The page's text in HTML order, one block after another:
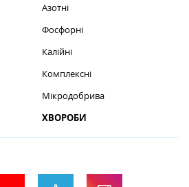
Азотні
Фосфорні
Калійні
Комплексні
Мікродобрива
ХВОРОБИ